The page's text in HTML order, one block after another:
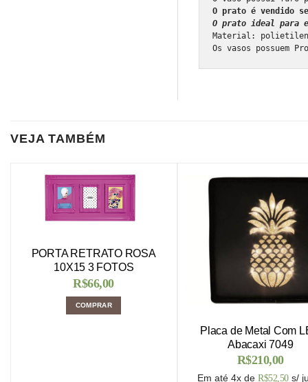
O prato ideal para
Material:
Os vasos possuem
VEJA TAMBÉM
PORTA RETRATO ROSA
10X15 3 FOTOS
R$66,00
COMPRAR
Placa de Metal Com
Abacaxi 7049
R$210,00
Em até 4x de R$52,50 s/